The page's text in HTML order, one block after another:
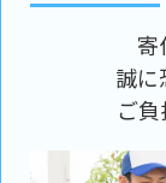
寄
誠に
ご負